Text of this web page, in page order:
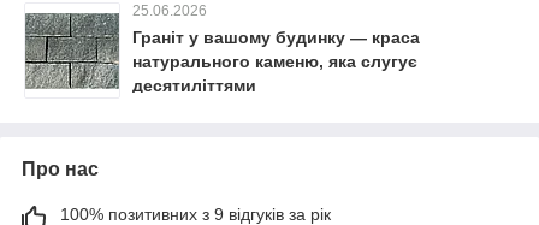
25.06.2026
Граніт у вашому будинку — краса
натурального каменю, яка слугує
десятиліттями
Про нас
100% позитивних з 9 відгуків за рік